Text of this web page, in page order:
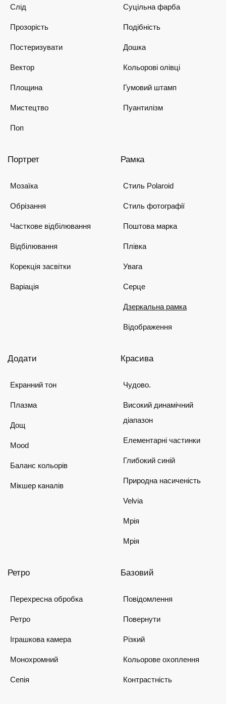
Слід
Прозорість
Постеризувати
Вектор
Площина
Мистецтво
Поп
Суцільна фарба
Подібність
Дошка
Кольорові олівці
Гумовий штамп
Пуантилізм
Портрет
Мозаїка
Обрізання
Часткове відбілювання
Відбілювання
Корекція засвітки
Варіація
Рамка
Стиль Polaroid
Стиль фотографії
Поштова марка
Плівка
Увага
Серце
Дзеркальна рамка
Відображення
Додати
Екранний тон
Плазма
Дощ
Mood
Баланс кольорів
Мікшер каналів
Красива
Чудово.
Високий динамічний
діапазон
Елементарні частинки
Глибокий синій
Природна насиченість
Velvia
Мрія
Мрія
Ретро
Перехресна обробка
Ретро
Іграшкова камера
Монохромний
Сепія
Базовий
Повідомлення
Повернути
Різкий
Кольорове охоплення
Контрастність